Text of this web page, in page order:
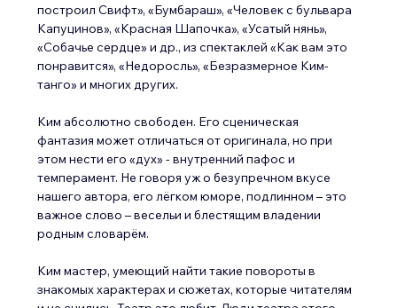
построил Свифт», «Бумбараш», «Человек с бульвара
Капуцинов», «Красная Шапочка», «Усатый нянь»,
«Собачье сердце» и др., из спектаклей «Как вам это
понравится», «Недоросль», «Безразмерное Ким-
танго» и многих других.
Ким абсолютно свободен. Его сценическая
фантазия может отличаться от оригинала, но при
этом нести его «дух» - внутренний пафос и
темперамент. Не говоря уж о безупречном вкусе
нашего автора, его лёгком юморе, подлинном – это
важное слово – весельи и блестящим владении
родным словарём.
Ким мастер, умеющий найти такие повороты в
знакомых характерах и сюжетах, которые читателям